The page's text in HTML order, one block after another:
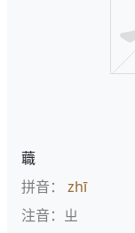
蘵
拼音： zhī
注音：ㄓ